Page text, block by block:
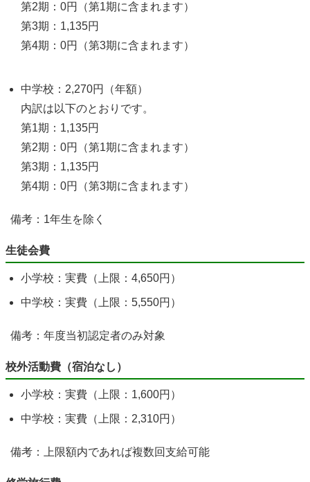
第2期：0円（第1期に含まれます）
第3期：1,135円
第4期：0円（第3期に含まれます）
中学校：2,270円（年額）
内訳は以下のとおりです。
第1期：1,135円
第2期：0円（第1期に含まれます）
第3期：1,135円
第4期：0円（第3期に含まれます）
備考：1年生を除く
生徒会費
小学校：実費（上限：4,650円）
中学校：実費（上限：5,550円）
備考：年度当初認定者のみ対象
校外活動費（宿泊なし）
小学校：実費（上限：1,600円）
中学校：実費（上限：2,310円）
備考：上限額内であれば複数回支給可能